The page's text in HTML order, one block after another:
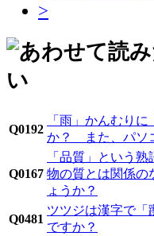
>
Q0192
「雨」かんむり
か？ また、パソ
Q0167
「品質」という
物の質とは関係の
ょうか？
Q0481
ツツジは漢字で「
ですか？